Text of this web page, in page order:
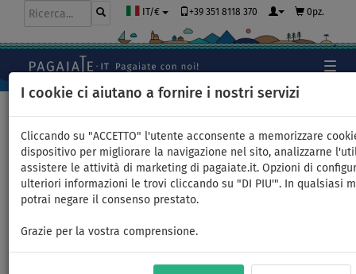
I cookie ci aiutano a fornire i nostri servizi
Cliccando su "ACCETTO" l'utente acconsente a memorizzare
dispositivo per migliorare la navigazione nel sito, analizzarne
assistere le attività di marketing di pagaiate.it. Opzioni di
ulteriori informazioni le trovi cliccando su "DI PIU'". In qualsiasi
potrai negare il consenso prestato.
Grazie per la vostra comprensione.
IT/€ +39 351 8118 370 0pz.
SUP AQUA MARINA VAPOR 10'4
- SUP gonfiabile - opzione:
set base